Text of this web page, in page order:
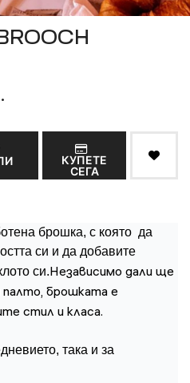
КУПЕТЕ
СЕГА
брошка, с която да
си и да добавите
си.Независимо дали ще
палто, брошката е
стил и класа.
така и за